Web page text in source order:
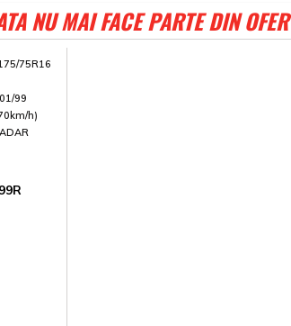
NU MAI FACE PARTE DIN
75R16
99
h)